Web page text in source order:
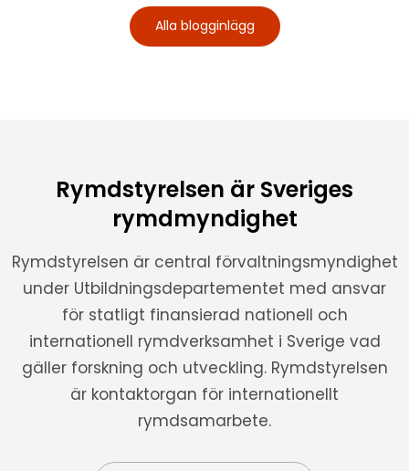
Alla blogginlägg
Rymdstyrelsen är Sveriges
rymdmyndighet
Rymdstyrelsen är central förvaltningsmyndighet
under Utbildningsdepartementet med ansvar
för statligt finansierad nationell och
internationell rymdverksamhet i Sverige vad
gäller forskning och utveckling. Rymdstyrelsen
är kontaktorgan för internationellt
rymdsamarbete.